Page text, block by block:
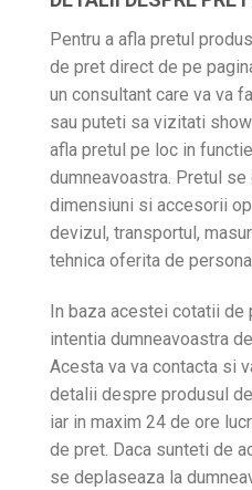
Pentru a afla pretul
de pret direct de pe
un consultant care va va
sau puteti sa vizitati
afla pretul pe loc in
dumneavoastra. Pretul
dimensiuni si accesorii
devizul, transportul,
tehnica oferita de
In baza acestei cotatii de
intentia dumneavoastra
Acesta va va contacta si
detalii despre produsul
iar in maxim 24 de ore
de pret. Daca sunteti de
se deplaseaza la